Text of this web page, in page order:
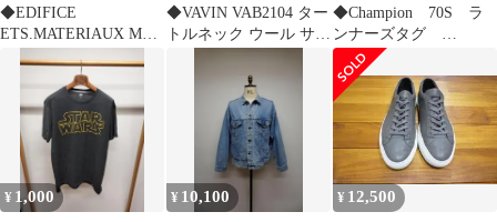
◆EDIFICE
ETS.MATERIAUX M52
◆VAVIN VAB2104 ター
トルネック ウール サイ
ズフリー USED
◆Champion 70S ラ
ンナーズタグ
USED スポーツジャ
ケット 美品
¥ 1,000 ¥ 10,100 ¥ 12,500